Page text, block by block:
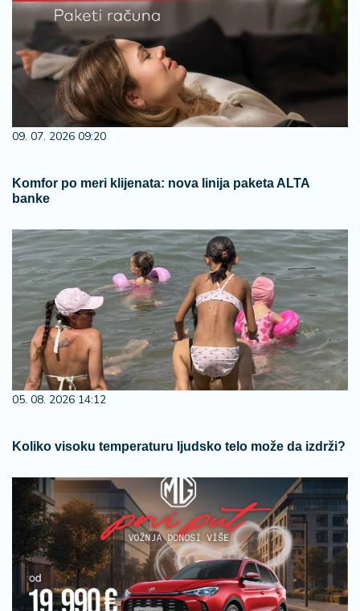
09. 07. 2026 09:20
Komfor po meri klijenata: nova linija paketa ALTA
banke
05. 08. 2026 14:12
Koliko visoku temperaturu ljudsko telo može da izdrži?